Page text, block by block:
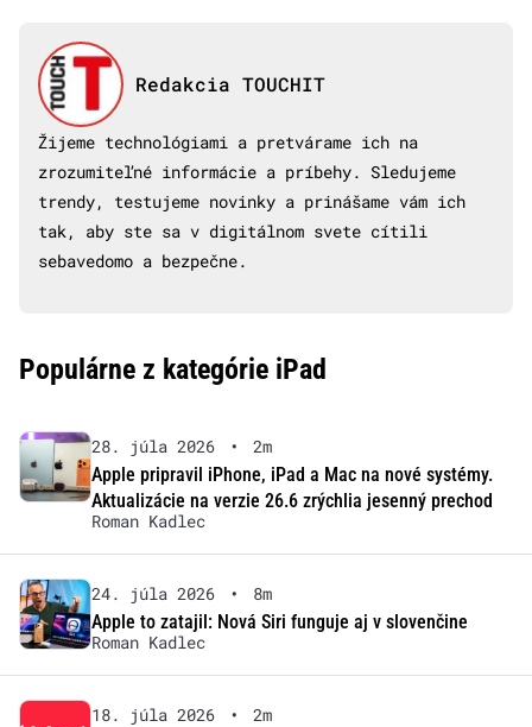
Redakcia TOUCHIT
Žijeme technológiami a pretvárame ich na
zrozumiteľné informácie a príbehy. Sledujeme
trendy, testujeme novinky a prinášame vám ich
tak, aby ste sa v digitálnom svete cítili
sebavedomo a bezpečne.
Populárne z kategórie iPad
28. júla 2026 •
2m
Apple pripravil iPhone, iPad a Mac na nové systémy.
Aktualizácie na verzie 26.6 zrýchlia jesenný prechod
Roman Kadlec
24. júla 2026 •
8m
Apple to zatajil: Nová Siri funguje aj v slovenčine
Roman Kadlec
18. júla 2026 •
2m